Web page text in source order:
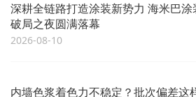
深耕全链路打造涂装新势力 海米巴
破局之夜圆满落幕
2026-08-10
内墙色浆着色力不稳定？批次偏差这